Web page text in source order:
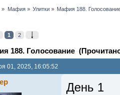
» Мафия» Улитки» Мафия 188.
1 2
188. Голосование
01, 2025, 16:05:52
День 1